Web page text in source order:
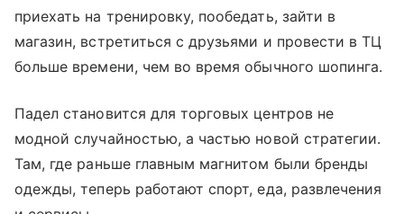
приехать на тренировку, пообедать, зайти в
магазин, встретиться с друзьями и провести в ТЦ
больше времени, чем во время обычного шопинга.
Падел становится для торговых центров не
модной случайностью, а частью новой стратегии.
Там, где раньше главным магнитом были бренды
одежды, теперь работают спорт, еда, развлечения